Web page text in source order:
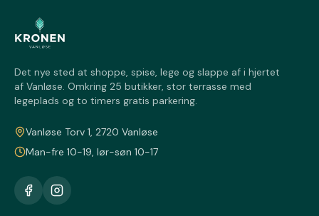
Det nye sted at shoppe, spise, lege og slappe af i hjertet
af Vanløse. Omkring 25 butikker, stor terrasse med
legeplads og to timers gratis parkering.
Vanløse Torv 1, 2720 Vanløse
Man-fre 10-19, lør-søn 10-17